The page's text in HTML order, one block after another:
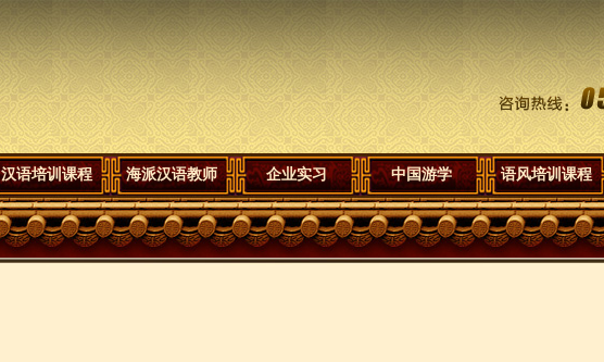
汉语培训课程 海派汉语教师 企业实习 中国游学 语风培训课程